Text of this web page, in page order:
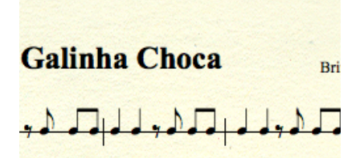
pontilhada e com linhas de caderno de caligrafia. Baixe aqui:
https://www.edu.xunta.gal/centros/ceipfrions/es/node/101 👉
Fonte Little Days tem as letras maiúsculas parecidas com a de
forma. Baixe aqui: https://www.dafont.com/pt/little-days.font 👉
Fonte CrayonE parecida com a Little Days só que mais
desenhada. Baixei no site DaFont. Ao baixar, você encontrará
uma variação a Plum e também a pautada. Baixe aqui: